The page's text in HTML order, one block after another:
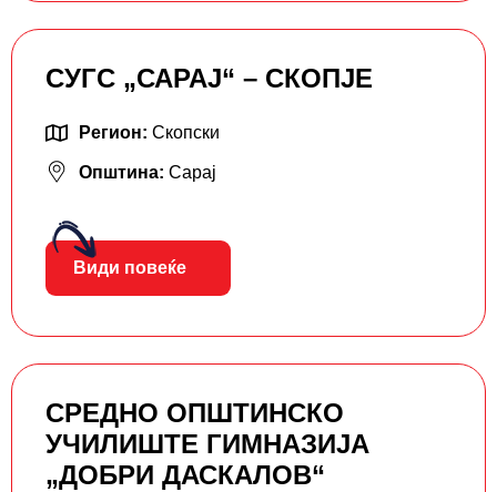
СУГС „САРАЈ“ – СКОПЈЕ
Регион: Скопски
Општина: Сарај
Види повеќе
СРЕДНО ОПШТИНСКО
УЧИЛИШТЕ ГИМНАЗИЈА
„ДОБРИ ДАСКАЛОВ“